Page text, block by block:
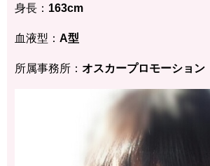
身長： 163cm
血液型： A型
所属事務所： オスカープロモーション